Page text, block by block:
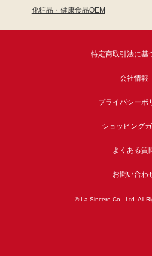
化粧品・健康食品OEM
特定商取引法に基
会社情報
プライバシーポ
ショッピング
よくある質
お問い合わ
© La Sincere Co., Ltd. All